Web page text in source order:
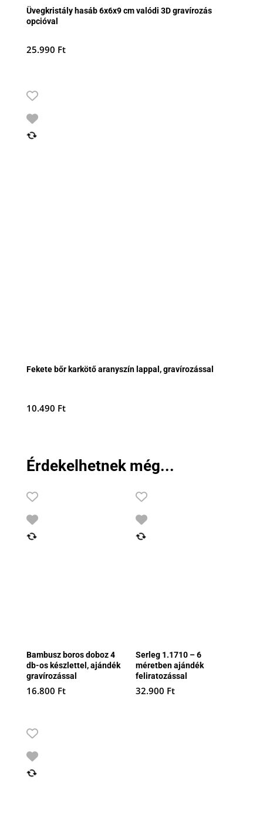
Üvegkristály hasáb 6x6x9 cm valódi 3D gravírozás
opcióval
25.990 Ft
Fekete bőr karkötő aranyszín lappal, gravírozással
10.490 Ft
Érdekelhetnek még...
Bambusz boros doboz 4
db-os készlettel, ajándék
gravírozással
16.800 Ft
Serleg 1.1710 – 6
méretben ajándék
feliratozással
32.900 Ft